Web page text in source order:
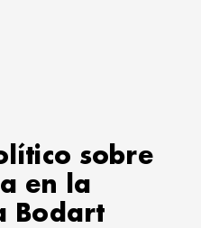
sobre
en la
Bodart